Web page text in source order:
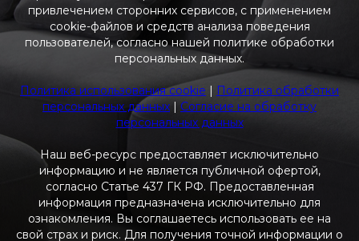
привлечением сторонних сервисов, с применением
cookie-файлов и средств анализа поведения
пользователей, согласно нашей политике обработки
персональных данных.
Политика использования cookie | Политика обработки
персональных данных | Согласие на обработку
персональных данных
Наш веб-ресурс предоставляет исключительно
информацию и не является публичной офертой,
согласно Статье 437 ГК РФ. Предоставленная
информация предназначена исключительно для
ознакомления. Вы соглашаетесь использовать ее на
свой страх и риск. Для получения точной информации о